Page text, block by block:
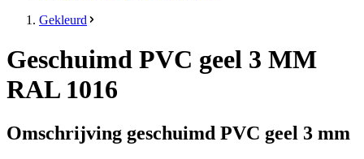
Gekleurd
Geschuimd PVC geel 3 MM
RAL 1016
Omschrijving geschuimd PVC geel 3 mm